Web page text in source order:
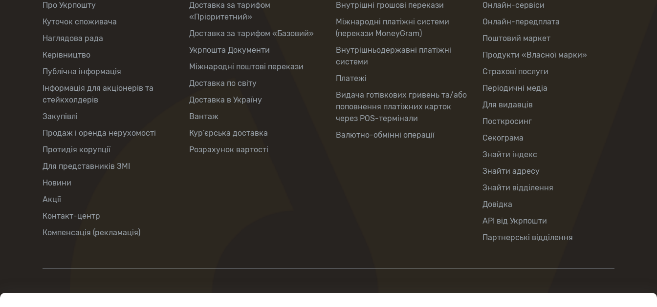
Про Укрпошту
Куточок споживача
Наглядова рада
Керівництво
Публічна інформація
Інформація для акціонерів та
стейкхолдерів
Закупівлі
Продаж і оренда нерухомості
Протидія корупції
Для представників ЗМІ
Новини
Акції
Контакт-центр
Компенсація (рекламація)
Доставка за тарифом
«Пріоритетний»
Доставка за тарифом «Базовий»
Укрпошта Документи
Міжнародні поштові перекази
Доставка по світу
Доставка в Україну
Вантаж
Кур’єрська доставка
Розрахунок вартості
Внутрішні грошові перекази
Міжнародні платіжні системи
(перекази MoneyGram)
Внутрішньодержавні платіжні
системи
Платежі
Видача готівкових гривень та/або
поповнення платіжних карток
через POS-термінали
Валютно-обмінні операції
Онлайн-сервіси
Онлайн-передплата
Поштовий маркет
Продукти «Власної марки»
Страхові послуги
Періодичні медіа
Для видавців
Посткросинг
Секограма
Знайти індекс
Знайти адресу
Знайти відділення
Довідка
API від Укрпошти
Партнерські відділення